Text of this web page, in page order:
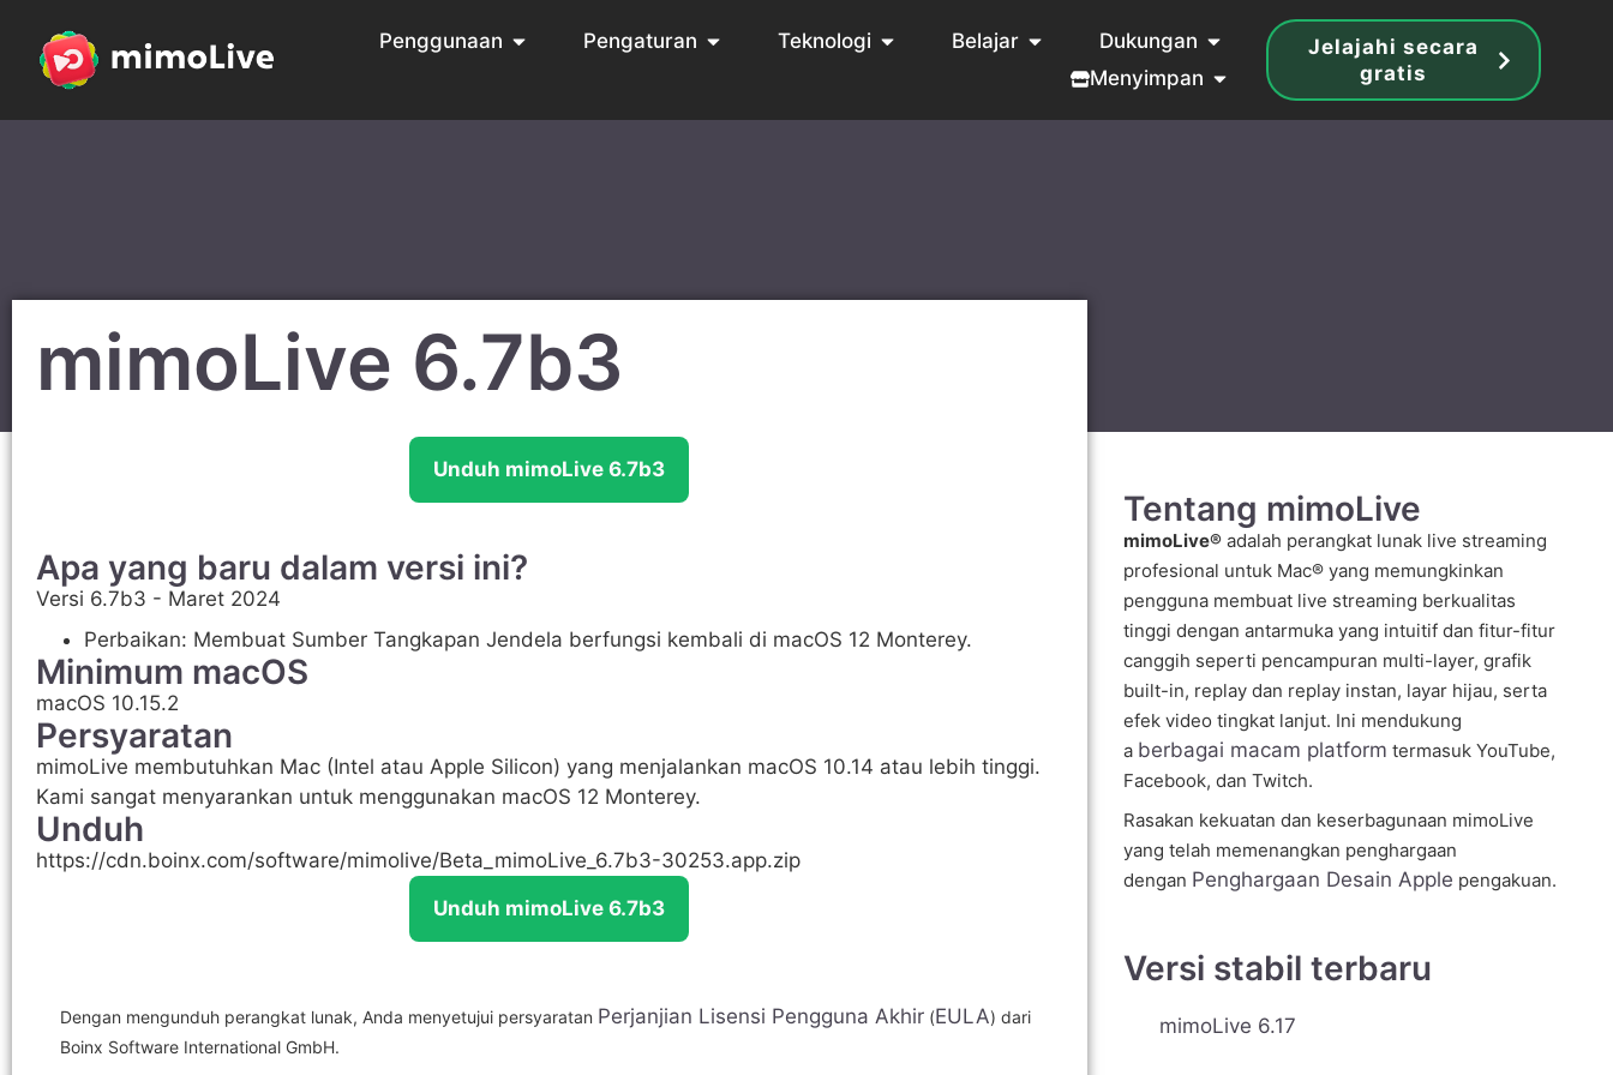
Penggunaan Pengaturan Teknologi Belajar
Dukungan
Menyimpan
Jelajahi secara
gratis
mimoLive 6.7b3
Unduh mimoLive 6.7b3
Apa yang baru dalam versi ini?
Versi 6.7b3 - Maret 2024
Perbaikan: Membuat Sumber Tangkapan Jendela berfungsi kembali di macOS 12 Monterey.
Minimum macOS
macOS 10.15.2
Persyaratan
mimoLive membutuhkan Mac (Intel atau Apple Silicon) yang menjalankan macOS 10.14 atau lebih tinggi.
Kami sangat menyarankan untuk menggunakan macOS 12 Monterey.
Unduh
https://cdn.boinx.com/software/mimolive/Beta_mimoLive_6.7b3-30253.app.zip
Unduh mimoLive 6.7b3
Dengan mengunduh perangkat lunak, Anda menyetujui persyaratan Perjanjian Lisensi Pengguna Akhir (EULA) dari
Boinx Software International GmbH.
Tentang mimoLive
mimoLive®adalah perangkat lunak live streaming
profesional untuk Mac® yang memungkinkan
pengguna membuat live streaming berkualitas
tinggi dengan antarmuka yang intuitif dan fitur-fitur
canggih seperti pencampuran multi-layer, grafik
built-in, replay dan replay instan, layar hijau, serta
efek video tingkat lanjut. Ini mendukung
a berbagai macam platform termasuk YouTube,
Facebook, dan Twitch.
Rasakan kekuatan dan keserbagunaan mimoLive
yang telah memenangkan penghargaan
dengan Penghargaan Desain Apple pengakuan.
Versi stabil terbaru
mimoLive 6.17